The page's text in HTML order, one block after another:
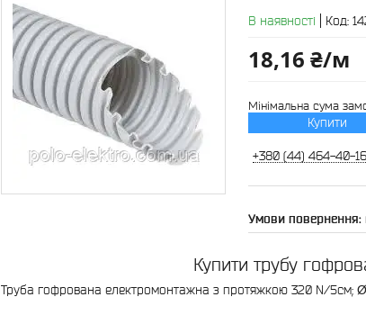
В наявності Код:
18,16 ₴/м
Мінімальна сума
Купити
+380 (44) 464-40-16
Купити трубу
Труба гофрована електромонтажна з протяжкою 320 N/5см;